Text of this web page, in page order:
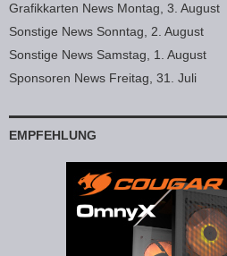
Grafikkarten News Montag, 3. August
Sonstige News Sonntag, 2. August
Sonstige News Samstag, 1. August
Sponsoren News Freitag, 31. Juli
EMPFEHLUNG